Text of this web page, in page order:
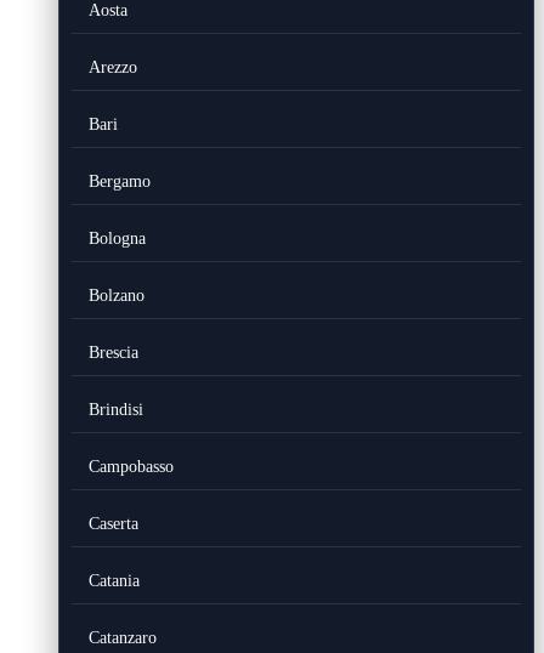
Aosta
Arezzo
Bari
Bergamo
Bologna
Bolzano
Brescia
Brindisi
Campobasso
Caserta
Catania
Catanzaro